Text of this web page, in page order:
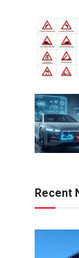
Recent